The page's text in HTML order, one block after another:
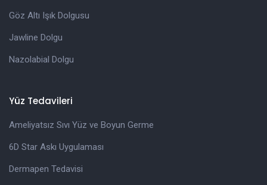
Göz Altı Işık Dolgusu
Jawline Dolgu
Nazolabial Dolgu
Yüz Tedavileri
Ameliyatsız Sıvı Yüz ve Boyun Germe
6D Star Askı Uygulaması
Dermapen Tedavisi